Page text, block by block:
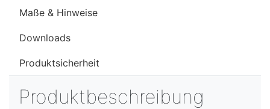
Maße & Hinweise
Downloads
Produktsicherheit
Produktbeschreibung